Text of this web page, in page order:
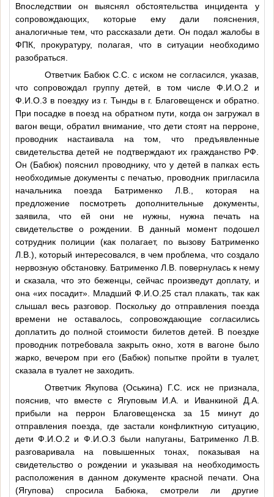
Впоследствии он выяснял обстоятельства инцидента у
сопровождающих, которые ему дали пояснения,
аналогичные тем, что рассказали дети. Он подал жалобы в
ФПК, прокуратуру, полагая, что в ситуации необходимо
разобраться.
Ответчик Бабюк С.С. с иском не согласился, указав,
что сопровождал группу детей, в том числе Ф.И.О.2 и
Ф.И.О.3 в поездку из г. Тынды в г. Благовещенск и обратно.
При посадке в поезд на обратном пути, когда он загружал в
вагон вещи, обратил внимание, что дети стоят на перроне,
проводник настаивала на том, что предъявленные
свидетельства детей не подтверждают их гражданство РФ.
Он (Бабюк) пояснил проводнику, что у детей в папках есть
необходимые документы с печатью, проводник пригласила
начальника поезда Батрименко Л.В., которая на
предложение посмотреть дополнительные документы,
заявила, что ей они не нужны, нужна печать на
свидетельстве о рождении. В данный момент подошел
сотрудник полиции (как полагает, по вызову Батрименко
Л.В.), который интересовался, в чем проблема, что создало
нервозную обстановку. Батрименко Л.В. повернулась к нему
и сказала, что это беженцы, сейчас произведут доплату, и
она «их посадит». Младший Ф.И.О.25стал плакать, так как
слышал весь разговор. Поскольку до отправления поезда
времени не оставалось, сопровождающие согласились
доплатить до полной стоимости билетов детей. В поездке
проводник потребовала закрыть окно, хотя в вагоне было
жарко, вечером при его (Бабюк) попытке пройти в туалет,
сказала в туалет не заходить.
Ответчик Якупова (Оськина) Г.С. иск не признала,
пояснив, что вместе с Ягуповым И.А. и Иванкиной Д.А.
прибыли на перрон Благовещенска за 15 минут до
отправления поезда, где застали конфликтную ситуацию,
дети Ф.И.О.2 и Ф.И.О.3 были напуганы, Батрименко Л.В.
разговаривала на повышенных тонах, показывая на
свидетельство о рождении и указывая на необходимость
расположения в данном документе красной печати. Она
(Ягупова) спросила Бабюка, смотрели ли другие